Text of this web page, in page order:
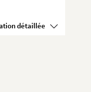
Voir la présentation détaillée